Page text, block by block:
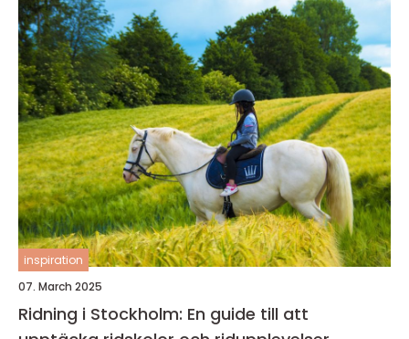
inspiration
07. March 2025
Ridning i Stockholm: En guide till att